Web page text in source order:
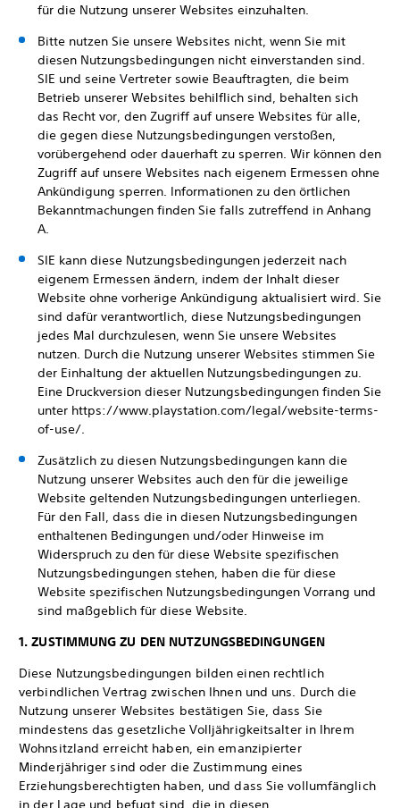
für die Nutzung unserer Websites einzuhalten.
Bitte nutzen Sie unsere Websites nicht, wenn Sie mit
diesen Nutzungsbedingungen nicht einverstanden sind.
SIE und seine Vertreter sowie Beauftragten, die beim
Betrieb unserer Websites behilflich sind, behalten sich
das Recht vor, den Zugriff auf unsere Websites für alle,
die gegen diese Nutzungsbedingungen verstoßen,
vorübergehend oder dauerhaft zu sperren. Wir können den
Zugriff auf unsere Websites nach eigenem Ermessen ohne
Ankündigung sperren. Informationen zu den örtlichen
Bekanntmachungen finden Sie falls zutreffend in Anhang
A.
SIE kann diese Nutzungsbedingungen jederzeit nach
eigenem Ermessen ändern, indem der Inhalt dieser
Website ohne vorherige Ankündigung aktualisiert wird. Sie
sind dafür verantwortlich, diese Nutzungsbedingungen
jedes Mal durchzulesen, wenn Sie unsere Websites
nutzen. Durch die Nutzung unserer Websites stimmen Sie
der Einhaltung der aktuellen Nutzungsbedingungen zu.
Eine Druckversion dieser Nutzungsbedingungen finden Sie
unter https://www.playstation.com/legal/website-terms-
of-use/.
Zusätzlich zu diesen Nutzungsbedingungen kann die
Nutzung unserer Websites auch den für die jeweilige
Website geltenden Nutzungsbedingungen unterliegen.
Für den Fall, dass die in diesen Nutzungsbedingungen
enthaltenen Bedingungen und/oder Hinweise im
Widerspruch zu den für diese Website spezifischen
Nutzungsbedingungen stehen, haben die für diese
Website spezifischen Nutzungsbedingungen Vorrang und
sind maßgeblich für diese Website.
1. ZUSTIMMUNG ZU DEN NUTZUNGSBEDINGUNGEN
Diese Nutzungsbedingungen bilden einen rechtlich
verbindlichen Vertrag zwischen Ihnen und uns. Durch die
Nutzung unserer Websites bestätigen Sie, dass Sie
mindestens das gesetzliche Volljährigkeitsalter in Ihrem
Wohnsitzland erreicht haben, ein emanzipierter
Minderjähriger sind oder die Zustimmung eines
Erziehungsberechtigten haben, und dass Sie vollumfänglich
in der Lage und befugt sind, die in diesen